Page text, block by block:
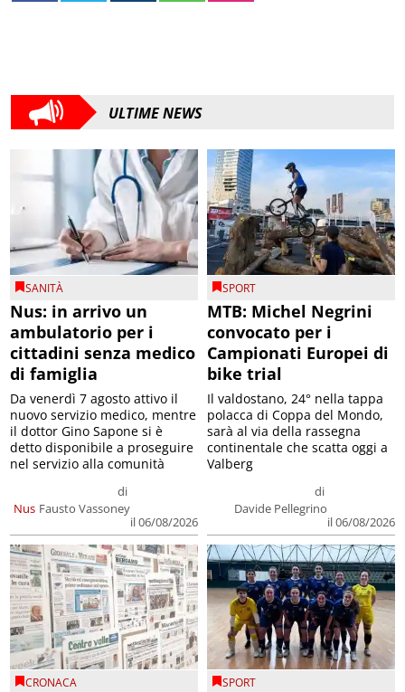
ULTIME NEWS
SANITÀ
Nus: in arrivo un
ambulatorio per i
cittadini senza medico
di famiglia
Nus
di
Fausto Vassoney
il 06/08/2026
Da venerdì 7 agosto attivo il
nuovo servizio medico, mentre
il dottor Gino Sapone si è
detto disponibile a proseguire
nel servizio alla comunità
SPORT
MTB: Michel Negrini
convocato per i
Campionati Europei di
bike trial
di
Davide Pellegrino
il 06/08/2026
Il valdostano, 24° nella tappa
polacca di Coppa del Mondo,
sarà al via della rassegna
continentale che scatta oggi a
Valberg
CRONACA SPORT